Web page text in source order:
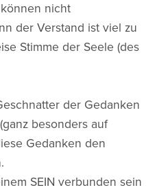
nicht
der Verstand ist viel zu
Stimme der Seele (des
der Gedanken
besonders auf
Gedanken den
SEIN verbunden sein